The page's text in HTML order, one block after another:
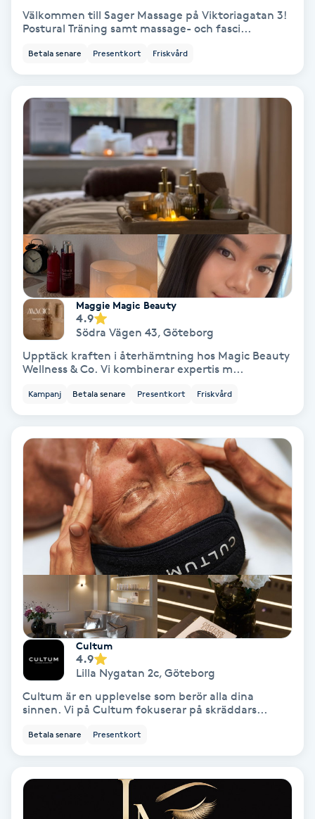
Spraytan
Stylist
Svensk massage
Svettbehandling
Tuina-massage
Taktil massage
Tandblekning
Tandläkare
Terapi
Thaimassage
Toning
Torr hårbotten
Torrborstning
Triggerpunktsmassage
Trådning
Träning
Tvätt & Fön
Välkommen till Sager Massage på Viktoriagatan 3!
Postural Träning samt massage- och fasci...
Betala senare Presentkort Friskvård
Maggie Magic Beauty
4.9
Södra Vägen 43, Göteborg
Upptäck kraften i återhämtning hos Magic Beauty
Wellness & Co. Vi kombinerar expertis m...
Kampanj Betala senare Presentkort Friskvård
Cultum
4.9
Lilla Nygatan 2c, Göteborg
Cultum är en upplevelse som berör alla dina
sinnen. Vi på Cultum fokuserar på skräddars...
Betala senare Presentkort